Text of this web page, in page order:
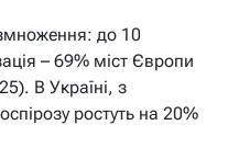
до 10
– 69% міст Європи
В Україні, з
ростуть на 20%